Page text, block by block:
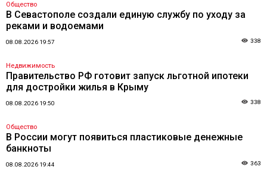
Общество
В Севастополе создали единую службу по уходу за
реками и водоемами
08.08.2026 19:57 338
Недвижимость
Правительство РФ готовит запуск льготной ипотеки
для достройки жилья в Крыму
08.08.2026 19:50 338
Общество
В России могут появиться пластиковые денежные
банкноты
08.08.2026 19:44 363